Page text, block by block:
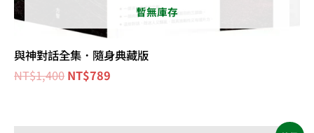
暫無庫存
與神對話全集．隨身典藏版
NT$1,400 NT$789